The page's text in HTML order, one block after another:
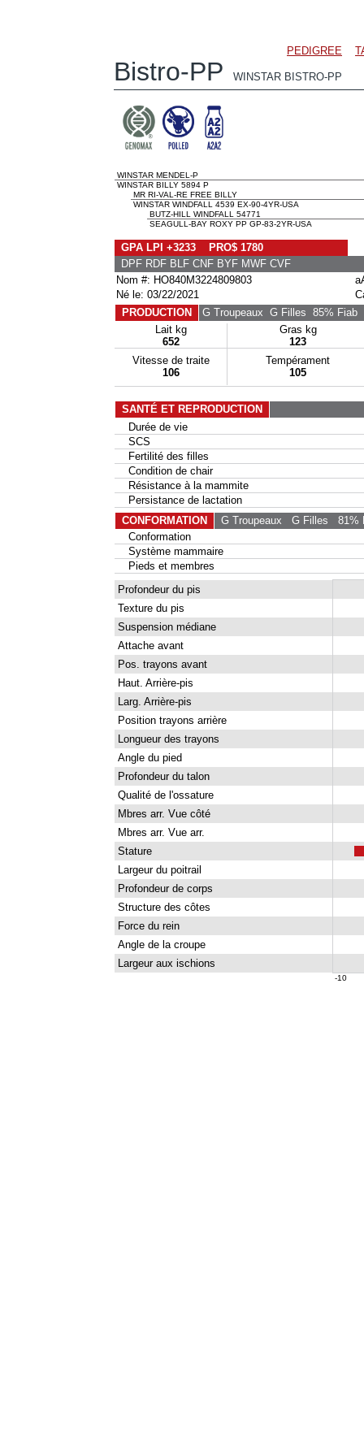
PEDIGREE
Bistro-PP WINSTAR BISTRO-PP
WINSTAR MENDEL-P
WINSTAR BILLY 5894 P
MR RI-VAL-RE FREE BILLY
WINSTAR WINDFALL 4539 EX-90-4YR-USA
BUTZ-HILL WINDFALL 54771
SEAGULL-BAY ROXY PP GP-83-2YR-USA
GPA LPI +3233 PRO$ 1780
DPF RDF BLF CNF BYF MWF CVF
Nom #: HO840M3224809803
Né le: 03/22/2021
PRODUCTION
G Troupeaux G Filles 85% Fiab
Lait kg
652
Gras kg
123
Vitesse de traite
106
Tempérament
105
SANTÉ ET REPRODUCTION
Durée de vie
SCS
Fertilité des filles
Condition de chair
Résistance à la mammite
Persistance de lactation
CONFORMATION
G Troupeaux G Filles 81%
Conformation
Système mammaire
Pieds et membres
Profondeur du pis
Texture du pis
Suspension médiane
Attache avant
Pos. trayons avant
Haut. Arrière-pis
Larg. Arrière-pis
Position trayons arrière
Longueur des trayons
Angle du pied
Profondeur du talon
Qualité de l'ossature
Mbres arr. Vue côté
Mbres arr. Vue arr.
Stature
Largeur du poitrail
Profondeur de corps
Structure des côtes
Force du rein
Angle de la croupe
Largeur aux ischions
-10